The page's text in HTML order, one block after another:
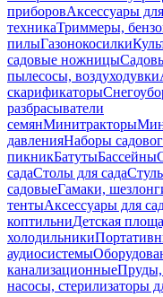
приборовАксессуары
техникаТриммеры,
пилыГазонокосилки
садовые ножницы
пылесосы, воздуходувки
скарификаторы
разбрасыватели
семянМинитракторы
давленияНаборы
пикникБатутыБассейны
садаСтолы для сада
садовыеГамаки,
тентыАксессуары для
коптильниДетская
холодильники
аудиосистемы
канализационныеПруды,
насосы, стерилизаторы